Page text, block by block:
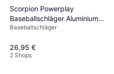
Scorpion Powerplay
Baseballschläger Aluminium
Rot Schwarz Silber
Baseballschläger
26,95 €
2 Shops